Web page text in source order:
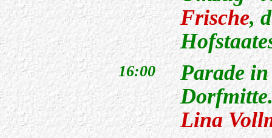
Frische,
16:00
Parade
Lina